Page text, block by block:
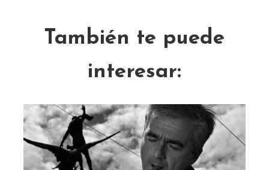
También te puede
interesar: